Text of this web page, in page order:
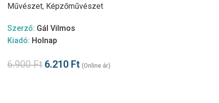
Művészet, Képzőművészet
Szerző: Gál Vilmos
Kiadó: Holnap
6.900Ft 6.210 Ft (Online ár)